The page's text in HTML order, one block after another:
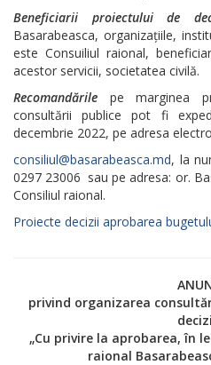
Beneficiarii proiectului de
Basarabeasca, organizațiile,
este Consuiliul raional,
acestor servicii, societatea civilă.
Recomandările pe marginea
consultării publice pot fi
decembrie 2022, pe adresa
consiliul@basarabeasca.md, la
0297 23006 sau pe adresa: or.
Consiliul raional.
Proiecte decizii aprobarea
privind organizarea
„Cu privire la aprobarea, în
raional